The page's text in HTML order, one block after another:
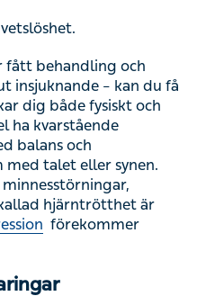
fått behandling och
insjuknande – kan du få
dig både fysiskt och
ha kvarstående
balans och
talet eller synen.
hjärntrötthet är
förekommer